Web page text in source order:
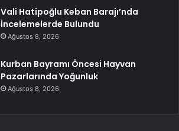
Vali Hatipoğlu Keban Barajı’nda
İncelemelerde Bulundu
Ağustos 8, 2026
Kurban Bayramı Öncesi Hayvan
Pazarlarında Yoğunluk
Ağustos 8, 2026